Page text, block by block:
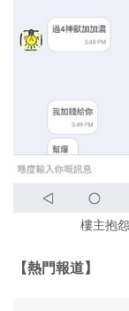
樓主抱
【熱門報道】